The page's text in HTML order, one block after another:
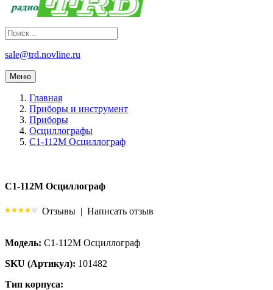
sale@trd.novline.ru
Меню
Главная
Приборы и инструмент
Приборы
Осциллографы
С1-112М Осциллограф
С1-112М Осциллограф
Отзывы | Написать отзыв
Модель: С1-112М Осциллограф
SKU (Артикул): 101482
Тип корпуса: